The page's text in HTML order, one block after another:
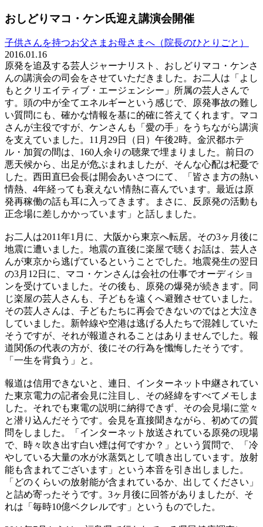
おしどりマコ・ケン氏迎え講演会開催
子供さんを持つお父さまお母さまへ（院長のひとりごと）
2016.01.16
原発を追及する芸人ジャーナリスト、おしどりマコ・ケンさ
んの講演会の司会をさせていただきました。お二人は「よし
もとクリエイティブ・エージェンシー」所属の芸人さんで
す。頭の中が全てエネルギーという感じで、原発事故の難し
い質問にも、確かな情報を基に的確に答えてくれます。マコ
さんが主役ですが、ケンさんも「愛の手」をうちながら講演
を支えていました。11月29日（日）午後2時。金沢都ホテ
ル・加賀の間は、160人余りの聴衆で埋まりました。前日の
悪天候から、出足が危ぶまれましたが、そんな心配は杞憂で
した。西田直巳会長は開会あいさつにて、「皆さま方の熱い
情熱、4年経っても衰えない情熱に喜んでいます。最近は原
発再稼働の話も耳に入ってきます。まさに、反原発の活動も
正念場に差しかかっています」と話しました。
お二人は2011年1月に、大阪から東京へ転居。その3ヶ月後に
地震に遭いました。地震の直後に楽屋で聴くお話は、芸人さ
んが東京から逃げているということでした。地震発生の翌日
の3月12日に、マコ・ケンさんは会社の仕事でオーディショ
ンを受けていました。その後も、原発の爆発が続きます。同
じ楽屋の芸人さんも、子どもを遠くへ避難させていました。
その芸人さんは、子どもたちに再会できないのではと大泣き
していました。新幹線や空港は逃げる人たちで混雑していた
そうですが、それが報道されることはありませんでした。報
道関係の代表の方が、後にその行為を懺悔したそうです。
「一生を背負う」と。
報道は信用できないと、連日、インターネット中継されてい
た東京電力の記者会見に注目し、その経緯をすべてメモしま
した。それでも東電の説明に納得できず、その会見場に堂々
と潜り込んだそうです。会見を直接聞きながら、初めての質
問をしました。「インターネット放送されている原発の現場
で、時々吹き出す白い煙は何ですか？」という質問で、「冷
やしている大量の水が水蒸気として噴き出しています。放射
能も含まれてございます」という本音を引き出しました。
「どのくらいの放射能が含まれているか、出してください」
と詰め寄ったそうです。3ヶ月後に回答がありましたが、そ
れは「毎時10億ベクレルです」というものでした。